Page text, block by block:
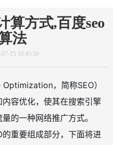
抖音小程序 快手小程序
算方式,百度seo
法
15 10:45:50
，简称SEO）
容优化，使其在搜索引擎
的一种网络推广方式。
重要组成部分，下面将进